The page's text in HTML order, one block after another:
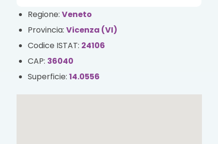
Regione: Veneto
Provincia: Vicenza (VI)
Codice ISTAT: 24106
CAP: 36040
Superficie: 14.0556